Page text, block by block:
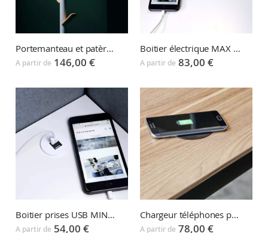
Portemanteau et patère CADDY
A partir de 146,00 €
Boitier électrique MAX POWER Grommet
A partir de 83,00 €
Boitier prises USB MINI Grommet
A partir de 54,00 €
Chargeur téléphones portables G POWER QI
A partir de 78,00 €